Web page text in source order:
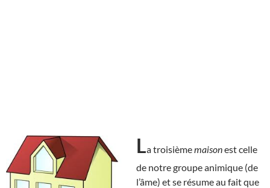
La troisièmemaisonest celle
de notre groupe animique (de
l’âme) et se résume au fait que